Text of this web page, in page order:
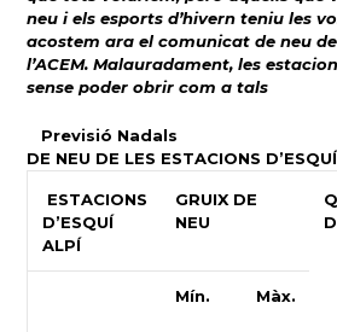
neu i els esports d’hivern teniu les
acostem ara el comunicat de neu
l’ACEM. Malauradament, les
sense poder obrir com a tals
Previsió Nadals
DE NEU DE LES ESTACIONS
ESTACIONS
D’ESQUÍ
ALPÍ
GRUIX DE
NEU
Mín. Màx.